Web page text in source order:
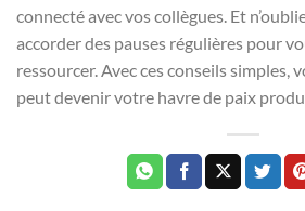
connecté avec vos collègues. Et
accorder des pauses régulières pour
ressourcer. Avec ces conseils simples,
peut devenir votre havre de paix